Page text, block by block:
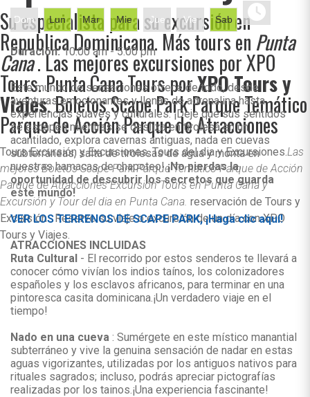
Su especialista para su excursión en
Republica Dominicana. Más tours en Punta
Cana. Las mejores excursiones por XPO
Tours. Punta Cana Tours porXPO Tours y
Viajes. Boletos Scape Park Parque Temático
Parque de Acción Parque de Atracciones
Tours Excursión y Excursiones. Tours del dia y Excursiones.Las
mejores Boletos Scape Park Parque Temático Parque de Acción
Parque de Atracciones Excursión Tours en Punta Cana y
Excursión y Tour del dia en Punta Cana. reservación de Tours y
Excursión . Reserve su viaje o excursión de un día con XPO
Tours y Viajes.
Dom Lun Mar Mie Jue Vie Sab
Duración:10:00 am - 5:00 pm
Este mundo de sensaciones ofrece de todo, desde
aventuras emocionantes y llenas de adrenalina hasta
experiencias suaves y culturales. ¡Deje que sus sentidos
se escapen mientras se desliza en tirolesa en un
acantilado, explora cavernas antiguas, nada en cuevas
subterráneas, salta de tirolesas de agua y monta en
nuestras hamacas de chapoteo!¡No pierdas la
oportunidad de descubrir los secretos que guarda
este mundo!
VER LOS TERRENOS DE SCAPE PARK, ¡Haga clic aquí!
ATRACCIONES INCLUIDAS
Ruta Cultural - El recorrido por estos senderos te llevará a
conocer cómo vivían los indios taínos, los colonizadores
españoles y los esclavos africanos, para terminar en una
pintoresca casita dominicana.¡Un verdadero viaje en el
tiempo!
Nado en una cueva : Sumérgete en este místico manantial
subterráneo y vive la genuina sensación de nadar en estas
aguas vigorizantes, utilizadas por los antiguos nativos para
rituales sagrados; incluso, podrás apreciar pictografías
realizadas por los tainos.¡Una experiencia fascinante!